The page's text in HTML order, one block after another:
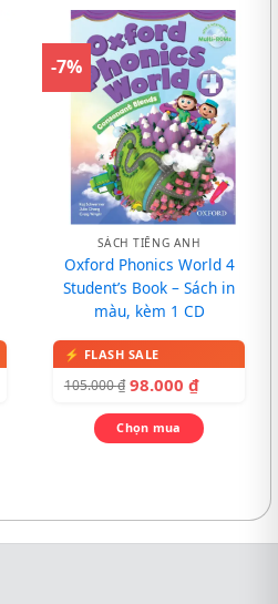
-7%
SÁCH TIẾNG ANH
Oxford Phonics World 4
Student’s Book – Sách in
màu, kèm 1 CD
105.000₫ 98.000 ₫
Chọn mua